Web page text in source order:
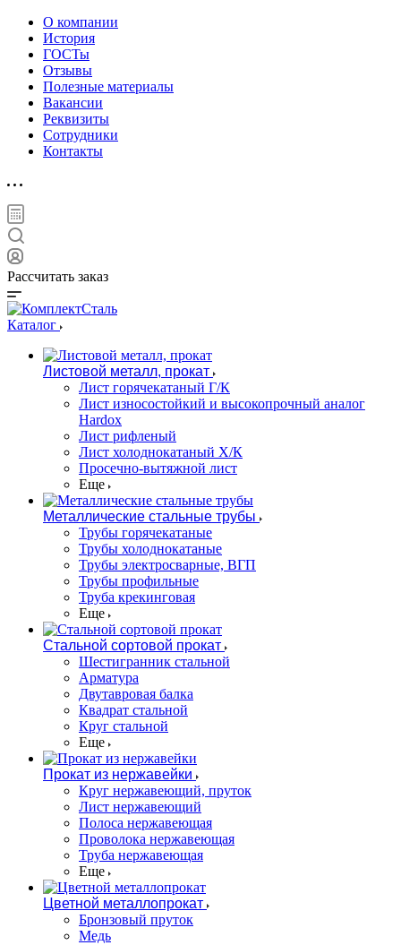
О компании
История
ГОСТы
Отзывы
Полезные материалы
Вакансии
Реквизиты
Сотрудники
Контакты
Рассчитать заказ
Каталог
Листовой металл, прокат
Лист горячекатаный Г/К
Лист износостойкий и высокопрочный аналог
Hardox
Лист рифленый
Лист холоднокатаный Х/К
Просечно-вытяжной лист
Еще
Металлические стальные трубы
Трубы горячекатаные
Трубы холоднокатаные
Трубы электросварные, ВГП
Трубы профильные
Труба крекинговая
Еще
Стальной сортовой прокат
Шестигранник стальной
Арматура
Двутавровая балка
Квадрат стальной
Круг стальной
Еще
Прокат из нержавейки
Круг нержавеющий, пруток
Лист нержавеющий
Полоса нержавеющая
Проволока нержавеющая
Труба нержавеющая
Еще
Цветной металлопрокат
Бронзовый пруток
Медь